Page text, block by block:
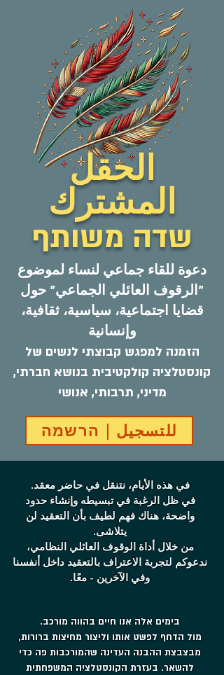
الحقل
المشترك
שדה משותף
دعوة للقاء جماعي لنساء لموضوع
"الرقوف العائلي الجماعي" حول
قضايا اجتماعية، سياسية، ثقافية،
وإنسانية
הזמנה למפגש קבוצתי לנשים של
קונסטלציה קולקטיבית בנושא חברתי,
מדיני, תרבותי, אנושי
للتسجيل | הרשמה
في هذه الأيام، نتنقل في حاضر معقد.
في ظل الرغبة في تبسيطه وإنشاء حدود
واضحة، هناك فهم لطيف بأن التعقيد لن
يتلاشى.
من خلال أداة الوقوف العائلي النظامي،
ندعوكم لتجربة الاعتراف بالتعقيد داخل أنفسنا
وفي الآخرين - معًا.
בימים אלה אנו חיים בהווה מורכב.
מול הדחף לפשט אותו וליצור מחיצות ברורות,
מבצבצת ההבנה העדינה שהמורכבות פה כדי
להשאר. בעזרת הקונסטלציה המשפחתית